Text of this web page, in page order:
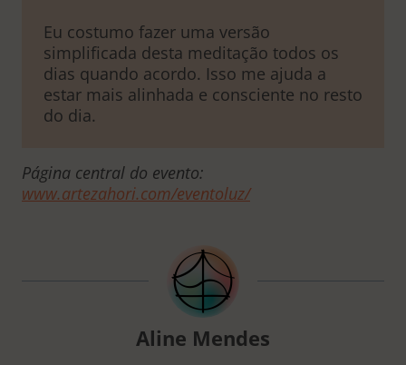
Eu costumo fazer uma versão
simplificada desta meditação todos os
dias quando acordo. Isso me ajuda a
estar mais alinhada e consciente no resto
do dia.
Página central do evento:
www.artezahori.com/eventoluz/
Aline Mendes